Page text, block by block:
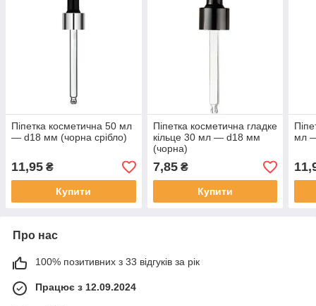
Піпетка косметична 50 мл
— d18 мм (чорна срібло)
11,95 ₴
Купити
Піпетка косметична гладке
кільце 30 мл — d18 мм
(чорна)
7,85₴
Купити
мл
Про нас
100% позитивних з 33 відгуків за рік
Працює з 12.09.2024